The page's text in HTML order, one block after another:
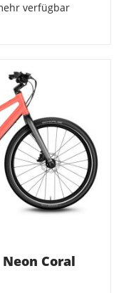
verfügbar
Neon Coral